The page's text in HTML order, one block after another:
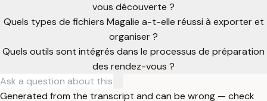
vous découverte ?
Quels types de fichiers Magalie a-t-elle réussi à exporter et
organiser ?
Quels outils sont intégrés dans le processus de préparation
des rendez-vous ?
Generated from the transcript and can be wrong — check